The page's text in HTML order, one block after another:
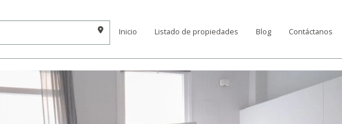
Inicio Listado de propiedades Blog Contáctanos